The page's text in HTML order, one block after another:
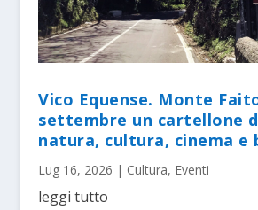
Vico Equense. Monte
settembre un cartellone
natura, cultura, cinema e
Lug 16, 2026 | Cultura, Eventi
leggi tutto